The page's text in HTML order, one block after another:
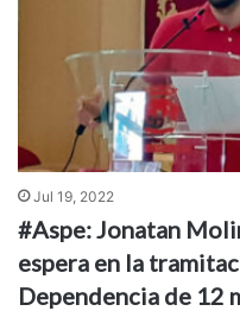
Jul 19, 2022
#Aspe: Jonatan
espera en la
Dependencia de 12